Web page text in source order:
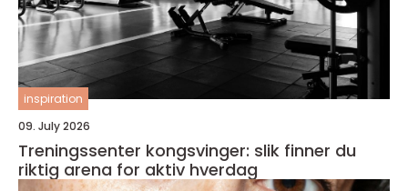
inspiration
09. July 2026
Treningssenter kongsvinger: slik finner du
riktig arena for aktiv hverdag